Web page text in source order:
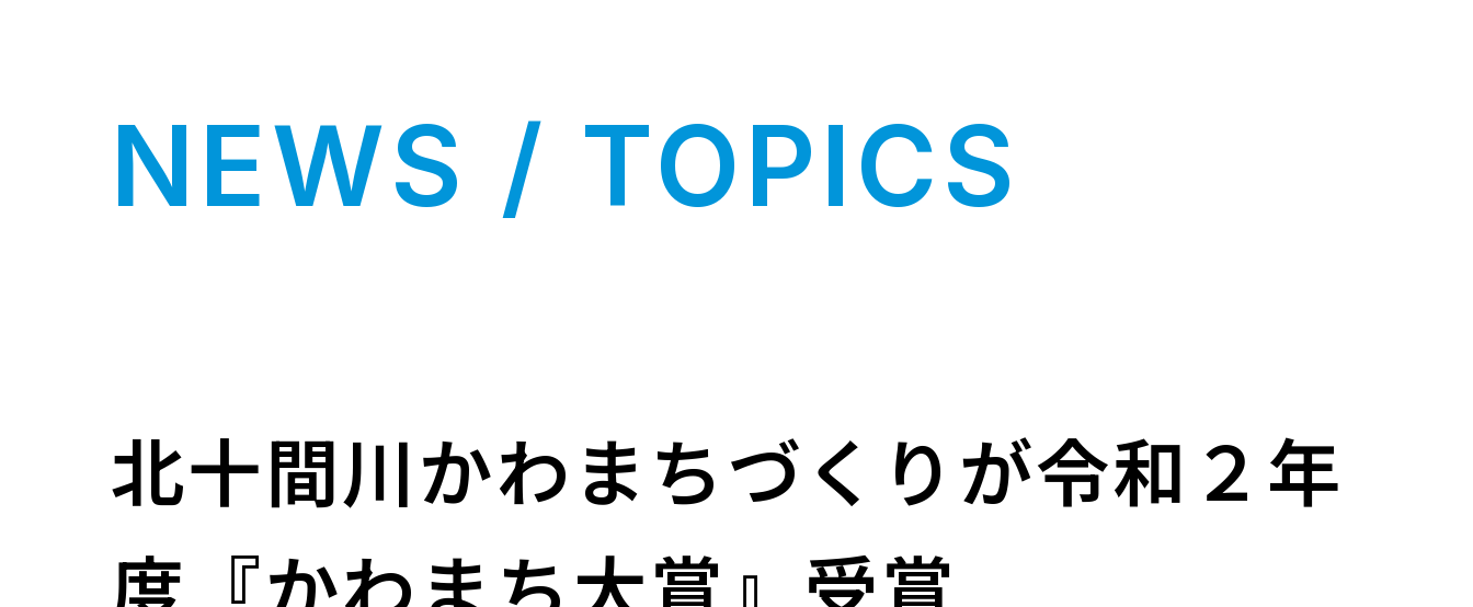
NEWS / TOPICS
北十間川かわまちづくりが令和２年